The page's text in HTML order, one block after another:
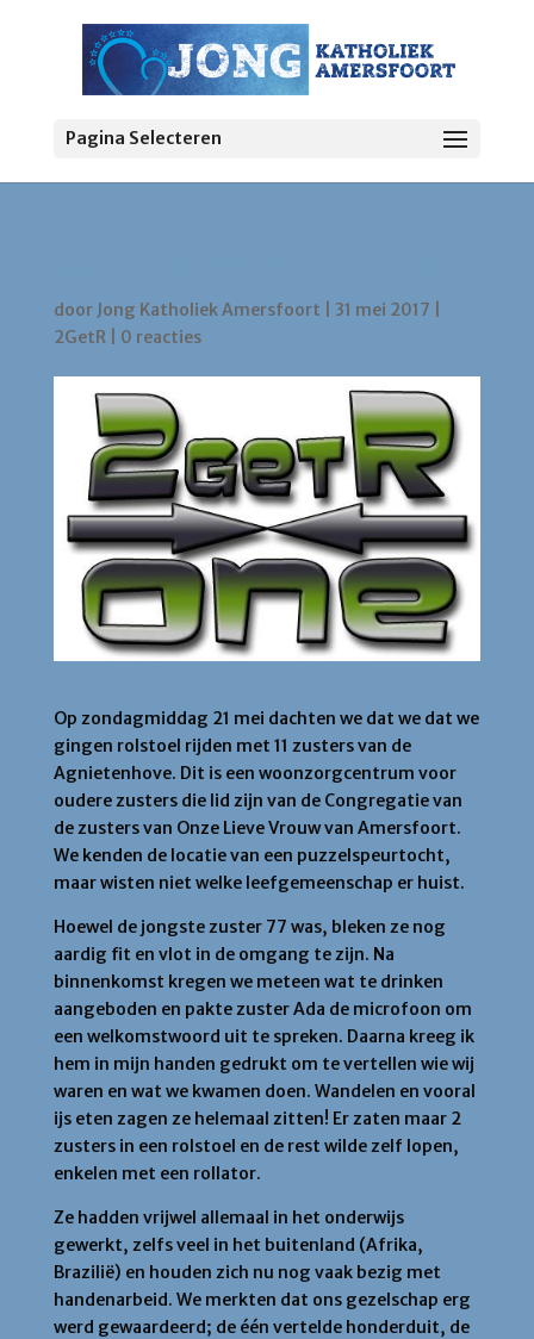
Pagina Selecteren
door Jong Katholiek Amersfoort 31 mei 2017
2GetR| 0 reacties
Op zondagmiddag 21 mei dachten we dat we dat we
gingen rolstoel rijden met 11 zusters van de
Agnietenhove. Dit is een woonzorgcentrum voor
oudere zusters die lid zijn van de Congregatie van
de zusters van Onze Lieve Vrouw van Amersfoort.
We kenden de locatie van een puzzelspeurtocht,
maar wisten niet welke leefgemeenschap er huist.
Hoewel de jongste zuster 77 was, bleken ze nog
aardig fit en vlot in de omgang te zijn. Na
binnenkomst kregen we meteen wat te drinken
aangeboden en pakte zuster Ada de microfoon om
een welkomstwoord uit te spreken. Daarna kreeg ik
hem in mijn handen gedrukt om te vertellen wie wij
waren en wat we kwamen doen. Wandelen en vooral
ijs eten zagen ze helemaal zitten! Er zaten maar 2
zusters in een rolstoel en de rest wilde zelf lopen,
enkelen met een rollator.
Ze hadden vrijwel allemaal in het onderwijs
gewerkt, zelfs veel in het buitenland (Afrika,
Brazilië) en houden zich nu nog vaak bezig met
handenarbeid. We merkten dat ons gezelschap erg
werd gewaardeerd; de één vertelde honderduit, de